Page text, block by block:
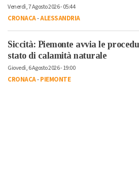
Venerdì, 7 Agosto 2026 - 05:44
CRONACA-ALESSANDRIA
Siccità: Piemonte avvia le
stato di calamità naturale
Giovedì, 6 Agosto 2026 - 19:00
CRONACA-PIEMONTE